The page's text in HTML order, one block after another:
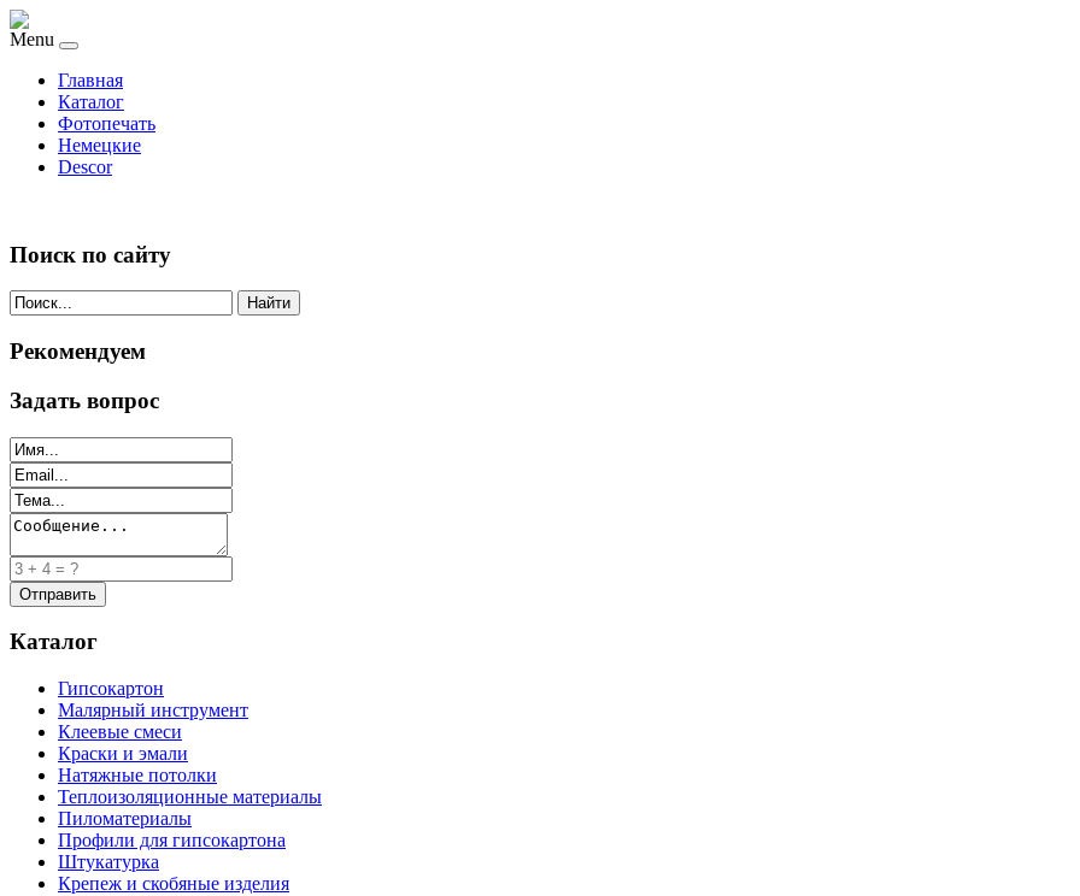
Menu
Главная
Каталог
Фотопечать
Немецкие
Descor
Поиск по сайту
Найти
Рекомендуем
Задать вопрос
Каталог
Гипсокартон
Малярный инструмент
Клеевые смеси
Краски и эмали
Натяжные потолки
Теплоизоляционные материалы
Пиломатериалы
Профили для гипсокартона
Штукатурка
Крепеж и скобяные изделия